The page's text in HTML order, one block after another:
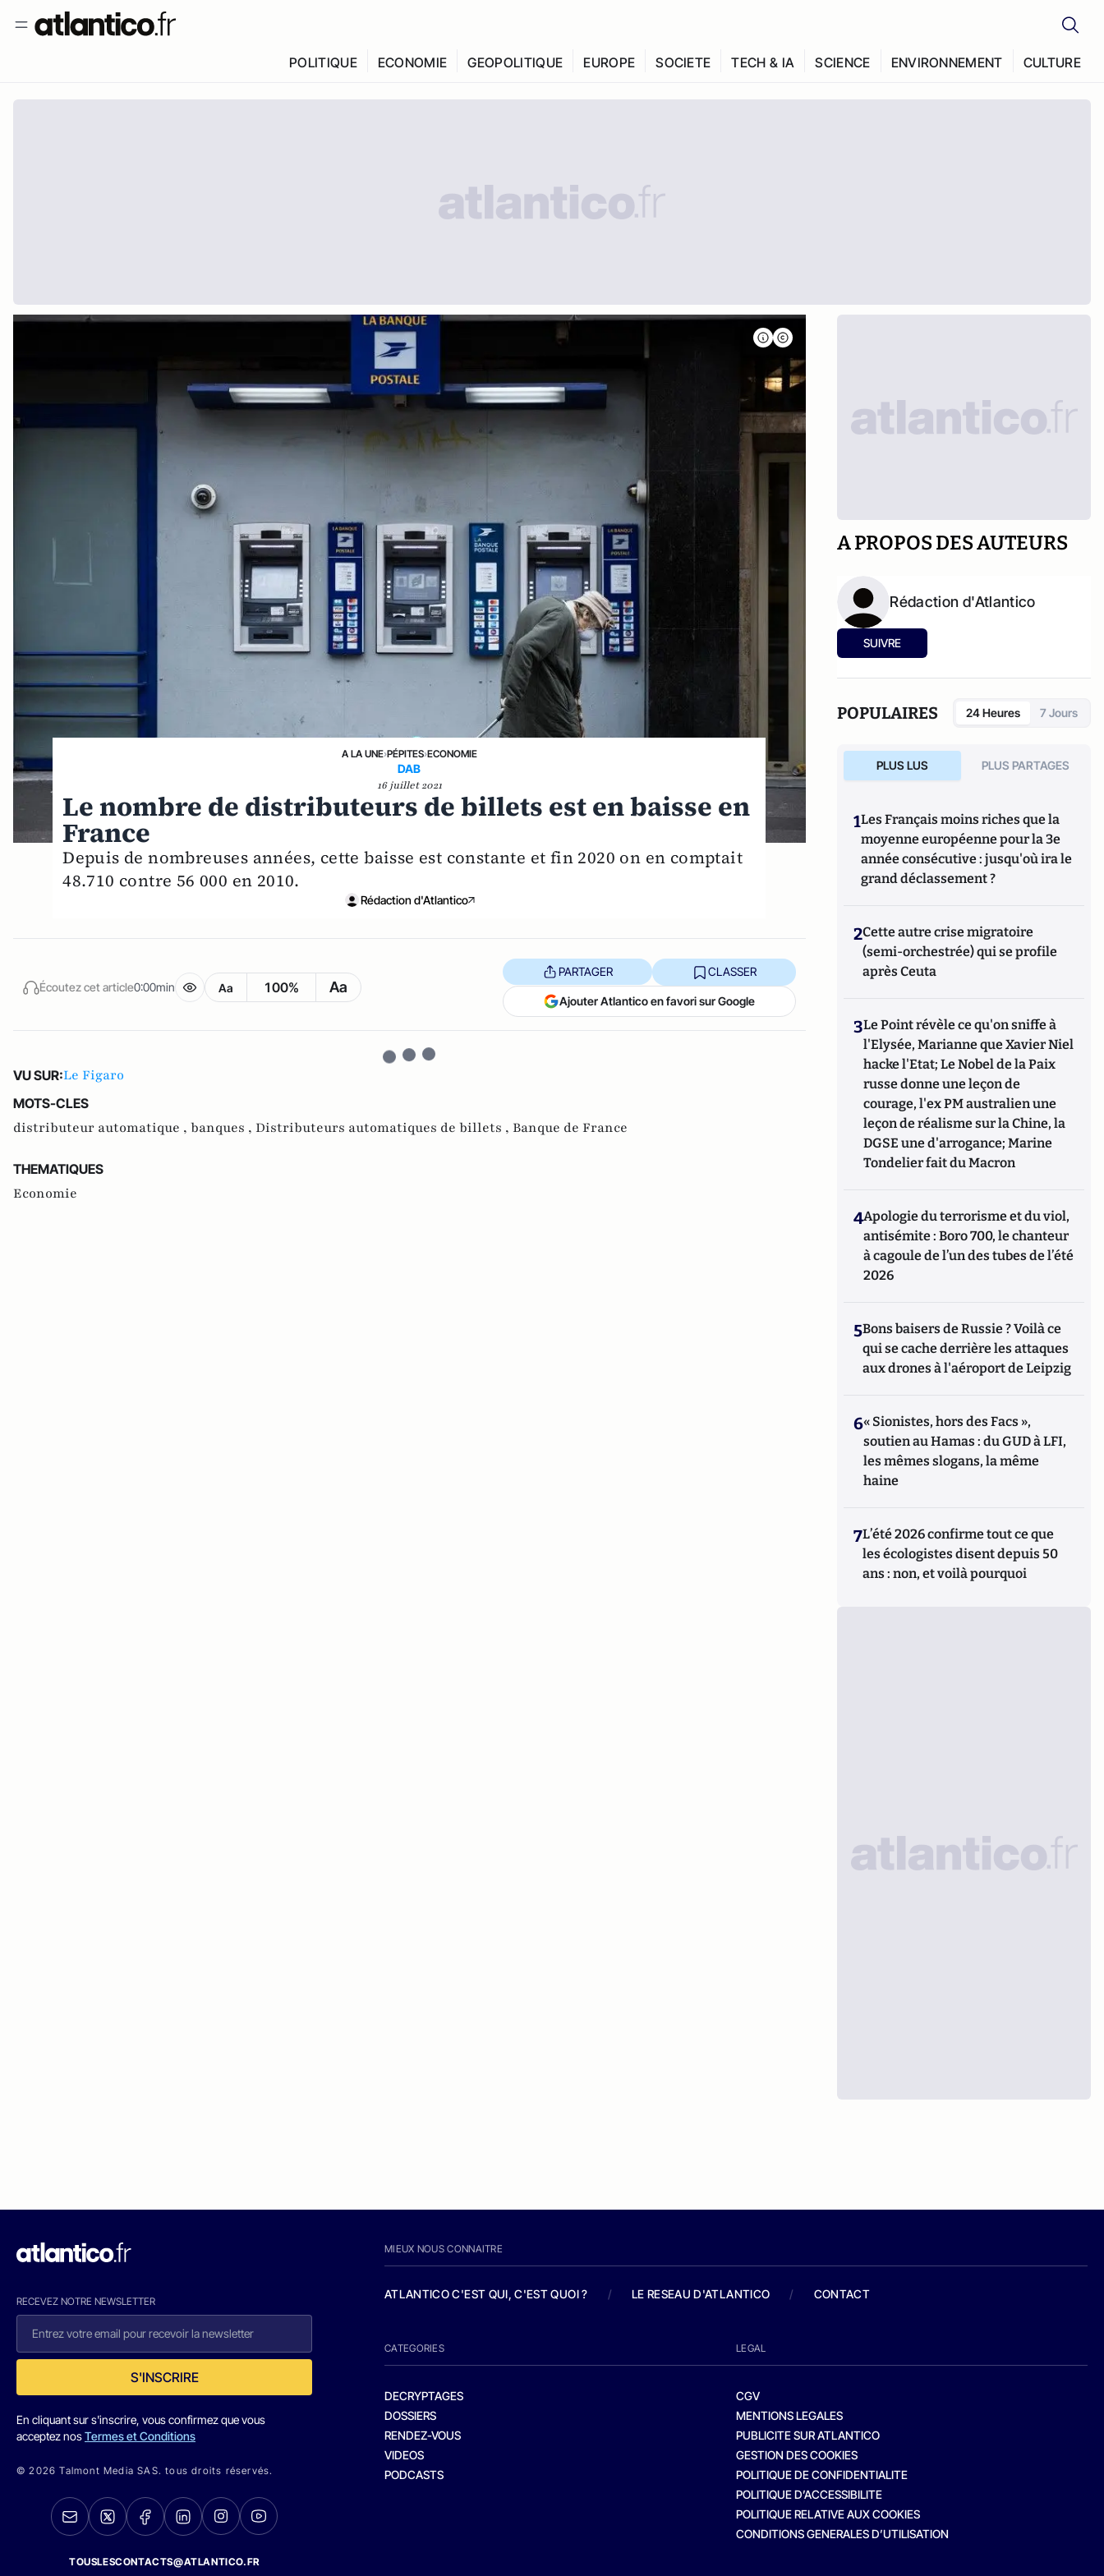
POLITIQUE ECONOMIE GEOPOLITIQUE EUROPE SOCIETE TECH & IA SCIENCE ENVIRONNEMENT CULTURE
A LA UNE›PÉPITES›ECONOMIE
DAB
16 juillet 2021
Le nombre de distributeurs de billets est en baisse en
France
Depuis de nombreuses années, cette baisse est constante et fin 2020 on en comptait
48.710 contre 56 000 en 2010.
Rédaction d'Atlantico
Écoutez cet article0:00min Aa 100% Aa
PARTAGER CLASSER
Ajouter Atlantico en favori sur Google
VU SUR:Le Figaro
MOTS-CLES
distributeur automatique , banques , Distributeurs automatiques de billets , Banque de France
THEMATIQUES
Economie
A PROPOS DES AUTEURS
Rédaction d'Atlantico
SUIVRE
POPULAIRES 24 Heures 7 Jours
PLUS LUS PLUS PARTAGES
1Les Français moins riches que la
moyenne européenne pour la 3e
année consécutive : jusqu'où ira le
grand déclassement ?
2Cette autre crise migratoire
(semi-orchestrée) qui se profile
après Ceuta
3Le Point révèle ce qu'on sniffe à
l'Elysée, Marianne que Xavier Niel
hacke l'Etat; Le Nobel de la Paix
russe donne une leçon de
courage, l'ex PM australien une
leçon de réalisme sur la Chine, la
DGSE une d'arrogance; Marine
Tondelier fait du Macron
4Apologie du terrorisme et du viol,
antisémite : Boro 700, le chanteur
à cagoule de l’un des tubes de l’été
2026
5Bons baisers de Russie ? Voilà ce
qui se cache derrière les attaques
aux drones à l'aéroport de Leipzig
6« Sionistes, hors des Facs »,
soutien au Hamas : du GUD à LFI,
les mêmes slogans, la même
haine
7L’été 2026 confirme tout ce que
les écologistes disent depuis 50
ans : non, et voilà pourquoi
RECEVEZ NOTRE NEWSLETTER
S'INSCRIRE
En cliquant sur s'inscrire, vous confirmez que vous
acceptez nosTermes et Conditions
© 2026 Talmont Media SAS. tous droits réservés.
TOUSLESCONTACTS@ATLANTICO.FR
MIEUX NOUS CONNAITRE
ATLANTICO C'EST QUI, C'EST QUOI ? / LE RESEAU D'ATLANTICO / CONTACT
CATEGORIES
DECRYPTAGES
DOSSIERS
RENDEZ-VOUS
VIDEOS
PODCASTS
LEGAL
CGV
MENTIONS LEGALES
PUBLICITE SUR ATLANTICO
GESTION DES COOKIES
POLITIQUE DE CONFIDENTIALITE
POLITIQUE D’ACCESSIBILITE
POLITIQUE RELATIVE AUX COOKIES
CONDITIONS GENERALES D’UTILISATION